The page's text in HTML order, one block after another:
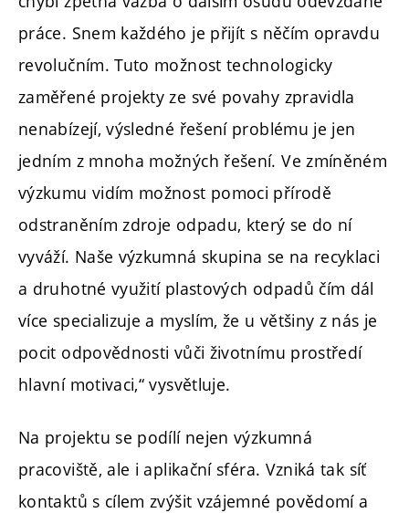
práce. Snem každého je přijít s něčím opravdu
revolučním. Tuto možnost technologicky
zaměřené projekty ze své povahy zpravidla
nenabízejí, výsledné řešení problému je jen
jedním z mnoha možných řešení. Ve zmíněném
výzkumu vidím možnost pomoci přírodě
odstraněním zdroje odpadu, který se do ní
vyváží. Naše výzkumná skupina se na recyklaci
a druhotné využití plastových odpadů čím dál
více specializuje a myslím, že u většiny z nás je
pocit odpovědnosti vůči životnímu prostředí
hlavní motivaci,“ vysvětluje.
Na projektu se podílí nejen výzkumná
pracoviště, ale i aplikační sféra. Vzniká tak síť
kontaktů s cílem zvýšit vzájemné povědomí a